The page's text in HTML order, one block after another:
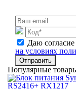
Даю
на условиях
Отправить
Популярные